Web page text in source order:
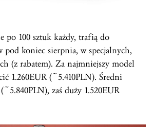
po 100 sztuk każdy, trafią do
pod koniec sierpnia, w specjalnych,
(z rabatem). Za najmniejszy model
1.260EUR (~5.410PLN). Średni
zaś duży 1.520EUR